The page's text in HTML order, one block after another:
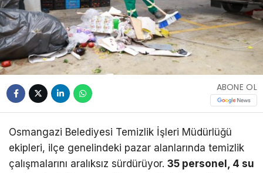
ABONE OL
Osmangazi Belediyesi Temizlik İşleri Müdürlüğü
ekipleri, ilçe genelindeki pazar alanlarında temizlik
çalışmalarını aralıksız sürdürüyor. 35 personel, 4 su